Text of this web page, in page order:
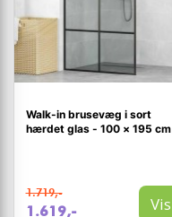
Walk-in brusevæg i sort
hærdet glas - 100 × 195 cm
1.719,-
1.619,- Vis